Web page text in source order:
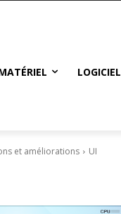
LOGICIEL
et améliorations UI